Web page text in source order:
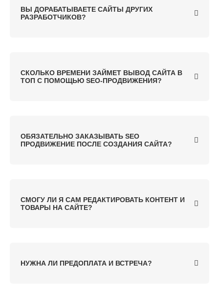
ВЫ ДОРАБАТЫВАЕТЕ САЙТЫ ДРУГИХ
РАЗРАБОТЧИКОВ?
СКОЛЬКО ВРЕМЕНИ ЗАЙМЕТ ВЫВОД САЙТА В
ТОП С ПОМОЩЬЮ SEO-ПРОДВИЖЕНИЯ?
ОБЯЗАТЕЛЬНО ЗАКАЗЫВАТЬ SEO
ПРОДВИЖЕНИЕ ПОСЛЕ СОЗДАНИЯ САЙТА?
СМОГУ ЛИ Я САМ РЕДАКТИРОВАТЬ КОНТЕНТ И
ТОВАРЫ НА САЙТЕ?
НУЖНА ЛИ ПРЕДОПЛАТА И ВСТРЕЧА?